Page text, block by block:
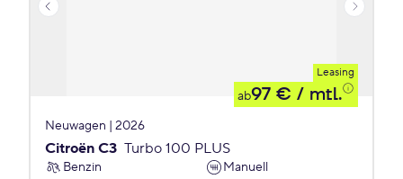
Leasing
ab97 € / mtl.
Neuwagen | 2026
Citroën C3 Turbo 100 PLUS
Benzin
Manuell